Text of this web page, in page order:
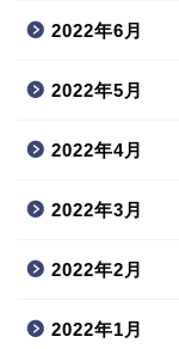
2022年6月
2022年5月
2022年4月
2022年3月
2022年2月
2022年1月